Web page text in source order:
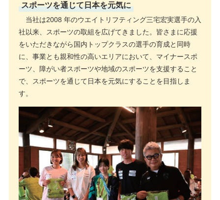
スポーツを通じて日本を元気に
当社は2008 年のウエイトリフティング三宅宏実選手の入
社以来、スポーツの取組を広げてきました。皆さまに応援
をいただきながら国内トップクラスの選⼿の育成と同時
に、事業とも親和性の高いエリアにおいて、マイナースポ
ーツ、障がい者スポーツや地域のスポーツを支援すること
で、スポーツを通じて日本を元気にすることを目指しま
す。